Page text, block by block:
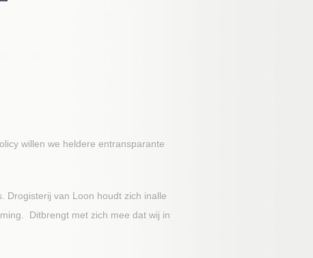
willen we heldere entransparante
Drogisterij van Loon houdt zich inalle
Ditbrengt met zich mee dat wij in